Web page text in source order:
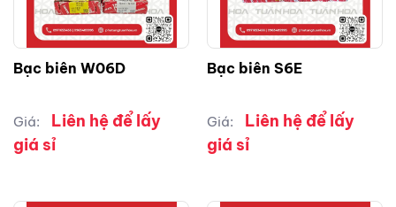
Bạc biên W06D
Giá:
Liên hệ để lấy
giá sỉ
Bạc biên S6E
Giá:
Liên hệ để lấy
giá sỉ